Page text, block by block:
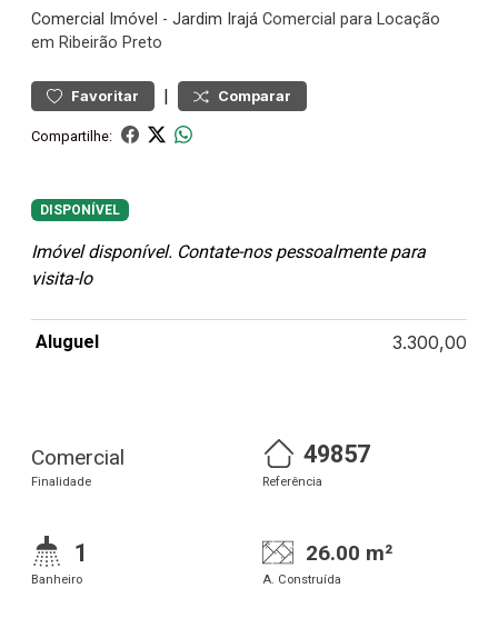
Comercial Imóvel - Jardim Irajá Comercial para Locação
em Ribeirão Preto
Favoritar | Comparar
Compartilhe:
DISPONÍVEL
Imóvel disponível. Contate-nos pessoalmente para
visita-lo
Aluguel 3.300,00
Comercial
Finalidade
49857
Referência
1
Banheiro
26.00 m²
A. Construída